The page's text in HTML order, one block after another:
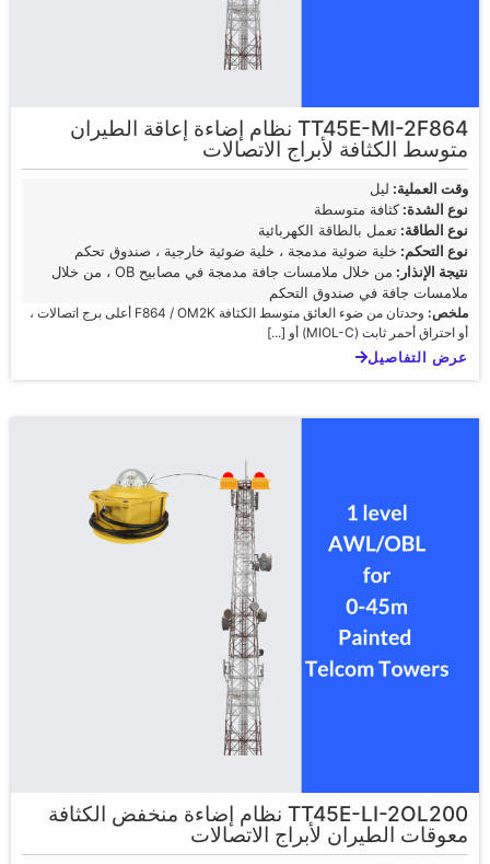
TT45E-MI-2F864 نظام إضاءة إعاقة الطيران
متوسط الكثافة لأبراج الاتصالات
وقت العملية: ليل
نوع الشدة:كثافة متوسطة
نوع الطاقة: تعمل بالطاقة الكهربائية
نوع التحكم: خلية ضوئية مدمجة ، خلية ضوئية خارجية ، صندوق تحكم
نتيجة الإنذار:
من خلال ملامسات جافة مدمجة في مصابيح OB ، من خلال
ملامسات جافة في صندوق التحكم
ملخص:
وحدتان من ضوء العائق متوسط الكثافة F864 / OM2K أعلى برج اتصالات ،
أو احتراق أحمر ثابت (MIOL-C) أو [...]
عرض التفاصيل
TT45E-LI-2OL200 نظام إضاءة منخفض الكثافة
معوقات الطيران لأبراج الاتصالات